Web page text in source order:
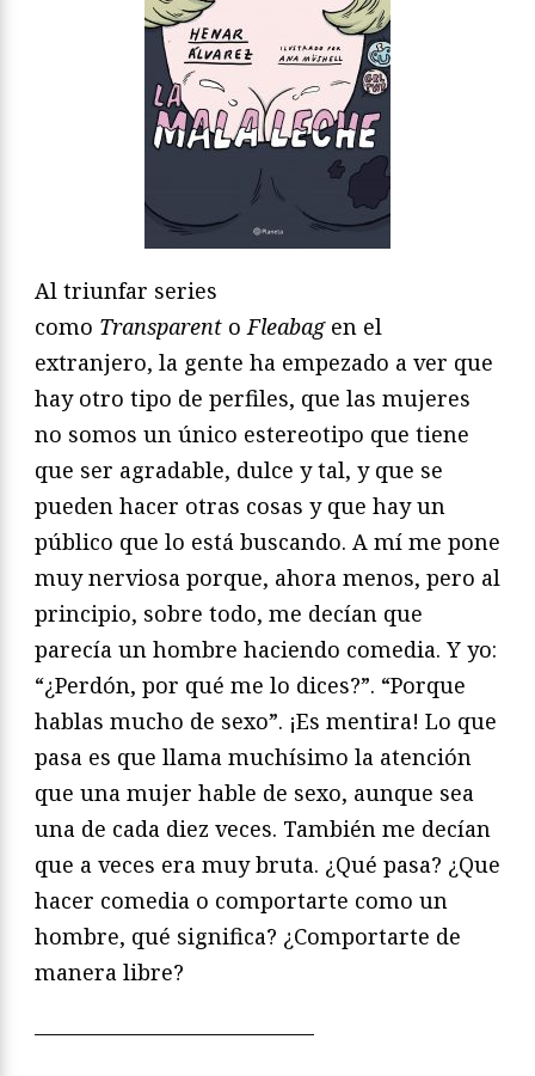
Al triunfar series
como Transparent oFleabagen el
extranjero, la gente ha empezado a ver que
hay otro tipo de perfiles, que las mujeres
no somos un único estereotipo que tiene
que ser agradable, dulce y tal, y que se
pueden hacer otras cosas y que hay un
público que lo está buscando. A mí me pone
muy nerviosa porque, ahora menos, pero al
principio, sobre todo, me decían que
parecía un hombre haciendo comedia. Y yo:
“¿Perdón, por qué me lo dices?”. “Porque
hablas mucho de sexo”. ¡Es mentira! Lo que
pasa es que llama muchísimo la atención
que una mujer hable de sexo, aunque sea
una de cada diez veces. También me decían
que a veces era muy bruta. ¿Qué pasa? ¿Que
hacer comedia o comportarte como un
hombre, qué significa? ¿Comportarte de
manera libre?
—————————————